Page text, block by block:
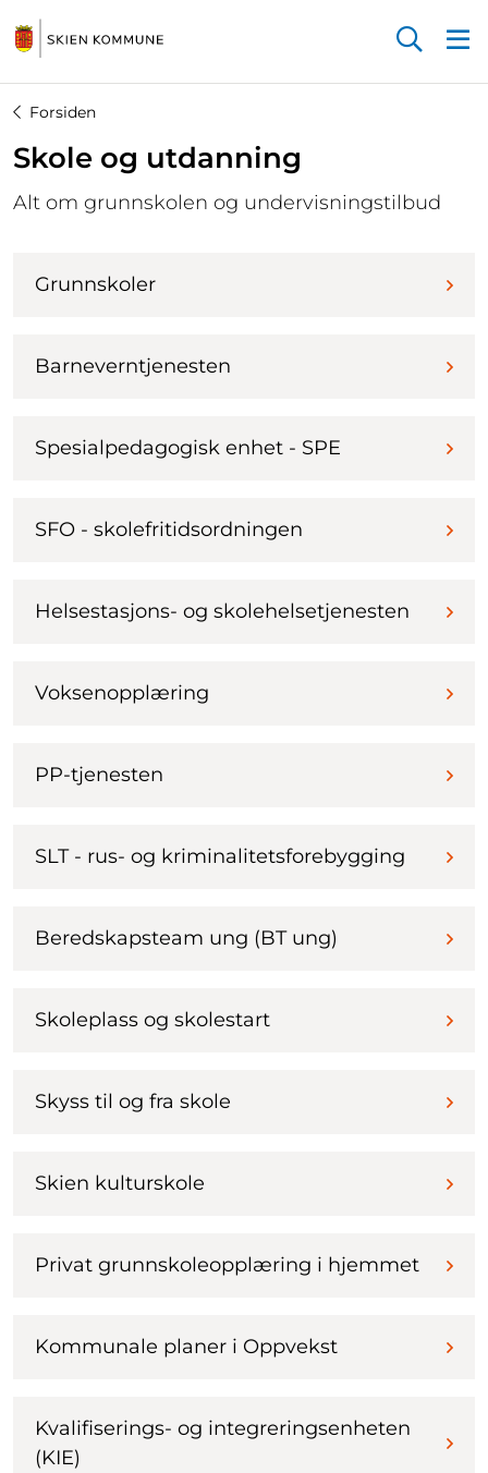
Forsiden
Skole og utdanning
Alt om grunnskolen og undervisningstilbud
Grunnskoler
Barneverntjenesten
Spesialpedagogisk enhet - SPE
SFO - skolefritidsordningen
Helsestasjons- og skolehelsetjenesten
Voksenopplæring
PP-tjenesten
SLT - rus- og kriminalitetsforebygging
Beredskapsteam ung (BT ung)
Skoleplass og skolestart
Skyss til og fra skole
Skien kulturskole
Privat grunnskoleopplæring i hjemmet
Kommunale planer i Oppvekst
Kvalifiserings- og integreringsenheten
(KIE)